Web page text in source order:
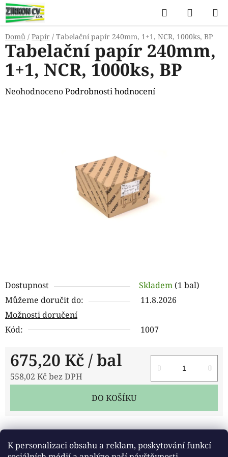
K personalizaci obsahu a reklam, poskytování funkcí
Přejít
na
obsah
Hledat
KOŠÍK
Domů / Papír / Tabelační papír 240mm, 1+1, NCR, 1000ks, BP
Dostupnost Skladem (1 bal)
Můžeme doručit do:
11.8.2026
Možnosti doručení
Kód:
1007
675,20 Kč / bal
558,02 Kč bez DPH
DO KOŠÍKU
Tabelační papír 240mm,
1+1, NCR, 1000ks, BP
Průměrné
NeohodnocenoPodrobnosti hodnocení